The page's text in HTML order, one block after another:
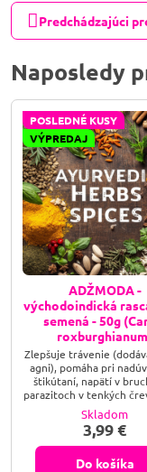
Predchádzajúci
Naposledy
POSLEDNÉ KUSY
VÝPREDAJ
ADŽMODA -
východoindická
semená - 50g
Zlepšuje trávenie
agni), pomáha pri
štikútaní, napätí v
parazitoch v tenkých
hnačkách,
močením.
Skladom
3,99 €
Do košíka